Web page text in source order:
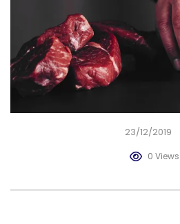
23/12/2019
0 Views